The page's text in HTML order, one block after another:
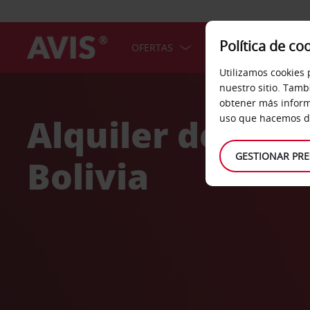
OFERTAS COCHES
Alquiler de
Bolivia
Política de
Utilizamos
nuestro sitio.
obtener más
uso que hacemos
GESTIONAR